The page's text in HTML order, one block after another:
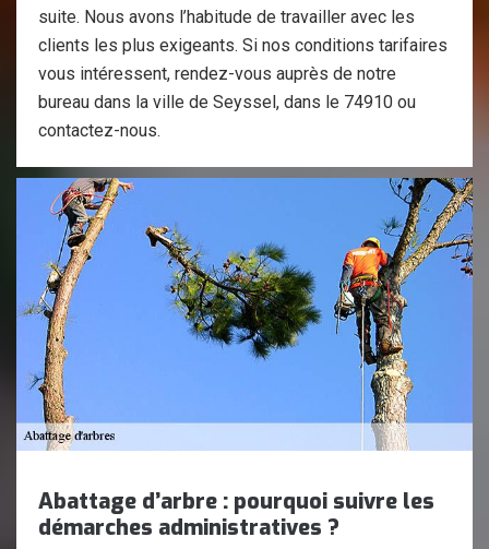
suite. Nous avons l’habitude de travailler avec les
clients les plus exigeants. Si nos conditions tarifaires
vous intéressent, rendez-vous auprès de notre
bureau dans la ville de Seyssel, dans le 74910 ou
contactez-nous.
Abattage d’arbre : pourquoi suivre les
démarches administratives ?